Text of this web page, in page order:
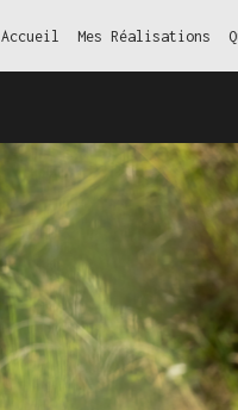
Accueil Mes Réalisations